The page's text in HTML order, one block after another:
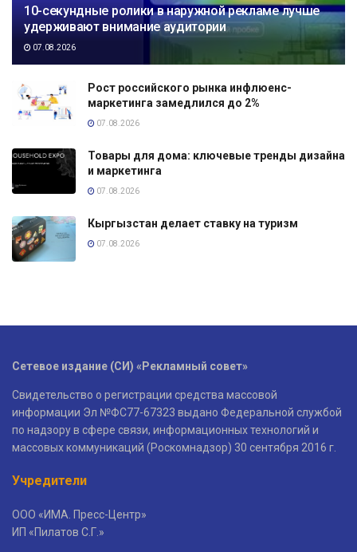
10-секундные ролики в наружной рекламе лучше
удерживают внимание аудитории
07.08.2026
Рост российского рынка инфлюенс-
маркетинга замедлился до 2%
07.08.2026
Товары для дома: ключевые тренды дизайна
и маркетинга
07.08.2026
Кыргызстан делает ставку на туризм
07.08.2026
Сетевое издание (СИ) «Рекламный совет»
Свидетельство о регистрации средства массовой
информации Эл №ФС77-67323 выдано Федеральной службой
по надзору в сфере связи, информационных технологий и
массовых коммуникаций (Роскомнадзор) 30 сентября 2016 г.
Учредители
ООО «ИМА. Пресс-Центр»
ИП «Пилатов С.Г.»